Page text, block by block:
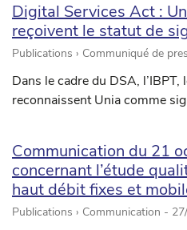
Digital Services Act :
reçoivent le statut de
Publications › Communiqué de
Dans le cadre du DSA,
reconnaissent Unia comme
Communication du 21
concernant l’étude
haut débit fixes et
Publications › Communication -